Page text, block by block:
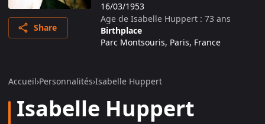
Share
16/03/1953
Age de Isabelle Huppert : 73 ans
Birthplace
Parc Montsouris, Paris, France
Accueil›Personnalités›Isabelle Huppert
Isabelle Huppert